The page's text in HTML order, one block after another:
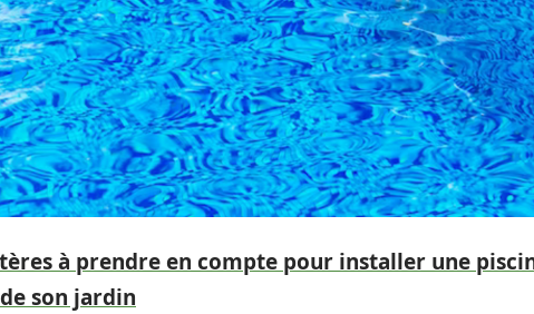
à prendre en compte pour installer une
son jardin